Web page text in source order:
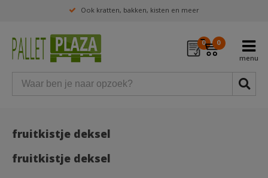
Ook kratten, bakken, kisten en meer
0 0
fruitkistje deksel
fruitkistje deksel